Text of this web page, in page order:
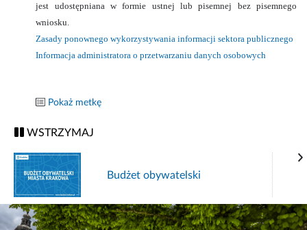
jest udostępniana w formie ustnej lub pisemnej bez pisemnego
wniosku.
Zasady ponownego wykorzystywania informacji sektora publicznego
Informacja administratora o przetwarzaniu danych osobowych
Pokaż metkę
WSTRZYMAJ
Budżet obywatelski